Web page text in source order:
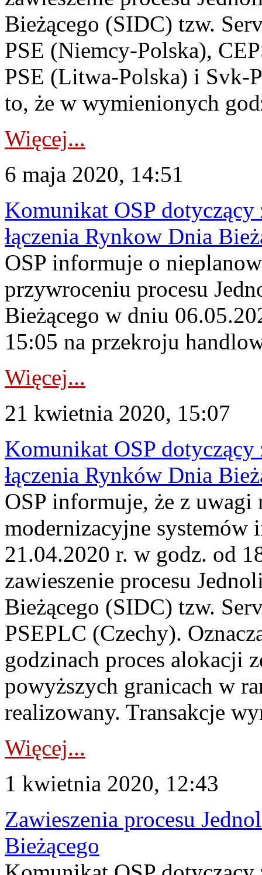
Bieżącego (SIDC) tzw.
PSE (Niemcy-Polska),
PSE (Litwa-Polska) i Svk-
to, że w wymienionych
Więcej...
6 maja 2020, 14:51
Komunikat OSP dotyczący
łączenia Rynkow Dnia
OSP informuje o
przywroceniu procesu
Bieżącego w dniu
15:05 na przekroju
Więcej...
21 kwietnia 2020, 15:07
Komunikat OSP dotyczący
łączenia Rynków Dnia
OSP informuje, że z uwagi
modernizacyjne
21.04.2020 r. w godz. od
zawieszenie procesu
Bieżącego (SIDC) tzw.
PSEPLC (Czechy).
godzinach proces alokacji
powyższych granicach w
realizowany. Transakcje
Więcej...
1 kwietnia 2020, 12:43
Zawieszenia procesu
Bieżącego